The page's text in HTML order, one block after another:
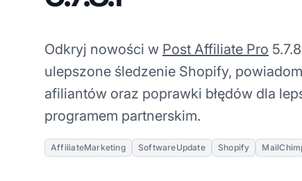
Odkryj nowości w Post Affiliate Pro
ulepszone śledzenie Shopify,
afiliantów oraz poprawki błędów dla
programem partnerskim.
AffiliateMarketing SoftwareUpdate Shopify